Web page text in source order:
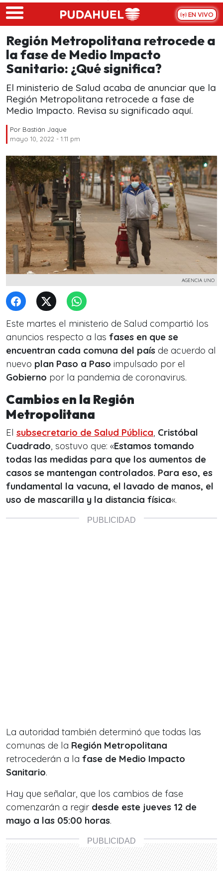
Skip to main content
EN VIVO
Región Metropolitana retrocede a
la fase de Medio Impacto
Sanitario: ¿Qué significa?
El ministerio de Salud acaba de anunciar que la
Región Metropolitana retrocede a fase de
Medio Impacto. Revisa su significado aquí.
Por Bastián Jaque
mayo 10, 2022 - 1:11 pm
AGENCIA UNO
Este martes el ministerio de Salud compartió los
anuncios respecto a las fases en que se
encuentran cada comuna del país de acuerdo al
nuevo plan Paso a Paso impulsado por el
Gobierno por la pandemia de coronavirus.
Cambios en la Región
Metropolitana
El subsecretario de Salud Pública, Cristóbal
Cuadrado, sostuvo que: «Estamos tomando
todas las medidas para que los aumentos de
casos se mantengan controlados. Para eso, es
fundamental la vacuna, el lavado de manos, el
uso de mascarilla y la distancia física«.
La autoridad también determinó que todas las
comunas de la Región Metropolitana
retrocederán a la fase de Medio Impacto
Sanitario.
Hay que señalar, que los cambios de fase
comenzarán a regir desde este jueves 12 de
mayo a las 05:00 horas.